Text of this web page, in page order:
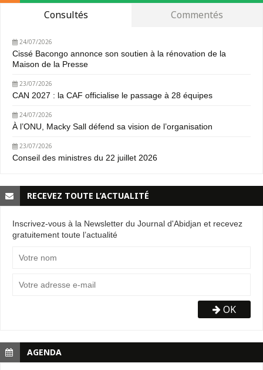
Consultés Commentés
24/07/2026
Cissé Bacongo annonce son soutien à la rénovation de la
Maison de la Presse
23/07/2026
CAN 2027 : la CAF officialise le passage à 28 équipes
24/07/2026
À l’ONU, Macky Sall défend sa vision de l’organisation
23/07/2026
Conseil des ministres du 22 juillet 2026
RECEVEZ TOUTE L’ACTUALITÉ
Inscrivez-vous à la Newsletter du Journal d'Abidjan et recevez
gratuitement toute l’actualité
OK
AGENDA